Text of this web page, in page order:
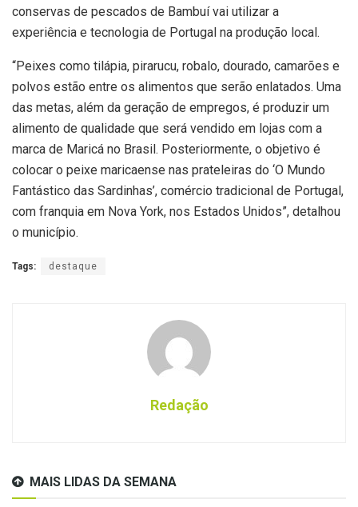
conservas de pescados de Bambuí vai utilizar a
experiência e tecnologia de Portugal na produção local.
“Peixes como tilápia, pirarucu, robalo, dourado, camarões e
polvos estão entre os alimentos que serão enlatados. Uma
das metas, além da geração de empregos, é produzir um
alimento de qualidade que será vendido em lojas com a
marca de Maricá no Brasil. Posteriormente, o objetivo é
colocar o peixe maricaense nas prateleiras do ‘O Mundo
Fantástico das Sardinhas’, comércio tradicional de Portugal,
com franquia em Nova York, nos Estados Unidos”, detalhou
o município.
Tags: destaque
Redação
MAIS LIDAS DA SEMANA